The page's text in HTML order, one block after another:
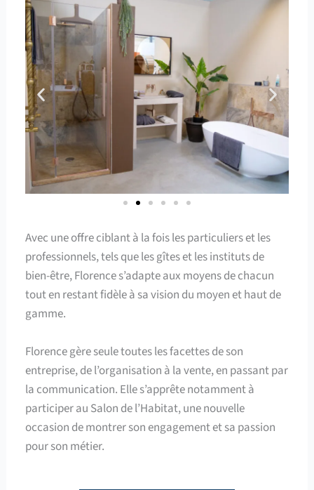
Avec une offre ciblant à la fois les particuliers et les
professionnels, tels que les gîtes et les instituts de
bien-être, Florence s’adapte aux moyens de chacun
tout en restant fidèle à sa vision du moyen et haut de
gamme.
Florence gère seule toutes les facettes de son
entreprise, de l’organisation à la vente, en passant par
la communication. Elle s’apprête notamment à
participer au Salon de l’Habitat, une nouvelle
occasion de montrer son engagement et sa passion
pour son métier.